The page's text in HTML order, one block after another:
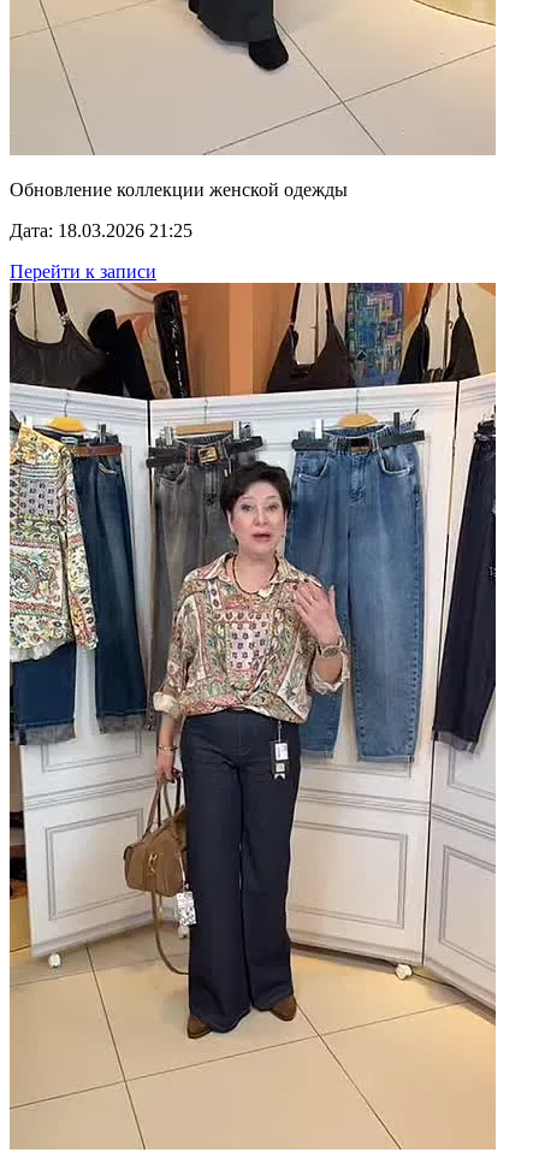
Обновление коллекции женской одежды
Дата: 18.03.2026 21:25
Перейти к записи